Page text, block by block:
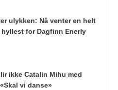
ulykken: Nå venter en helt
for Dagfinn Enerly
ikke Catalin Mihu med
vi danse»